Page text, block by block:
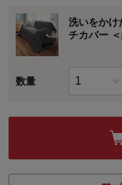
洗いをかけ
チカバー
数量